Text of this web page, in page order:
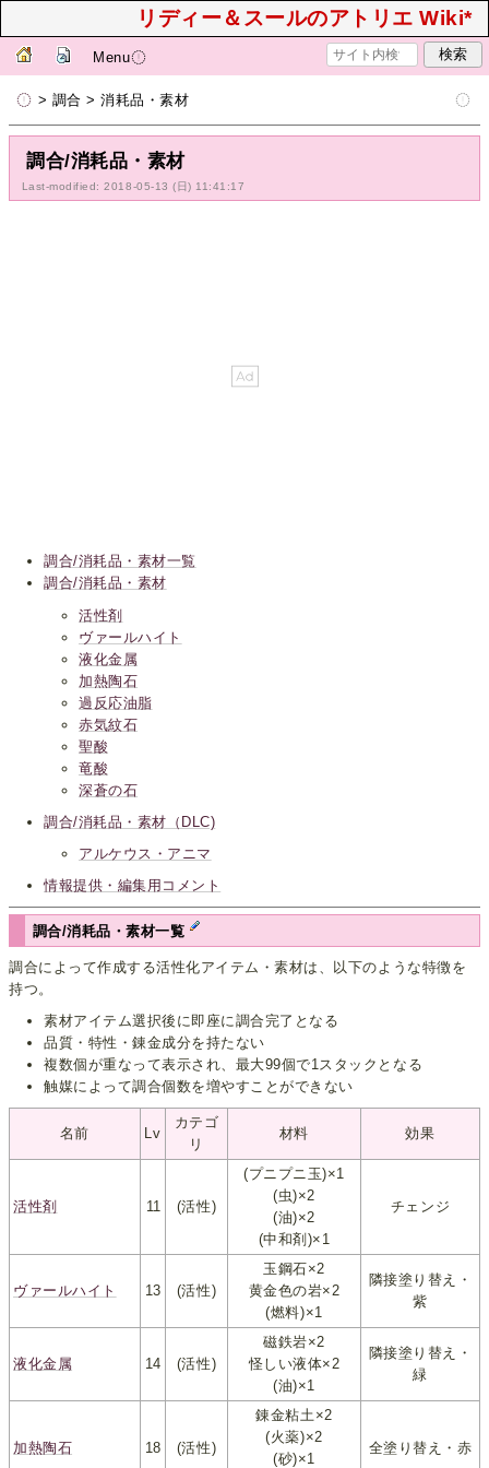
リディー＆スールのアトリエ Wiki*
Menu
> 調合 > 消耗品・素材
調合/消耗品・素材
Last-modified: 2018-05-13 (日) 11:41:17
調合/消耗品・素材一覧
調合/消耗品・素材
活性剤
ヴァールハイト
液化金属
加熱陶石
過反応油脂
赤気紋石
聖酸
竜酸
深蒼の石
調合/消耗品・素材（DLC)
アルケウス・アニマ
情報提供・編集用コメント
調合/消耗品・素材一覧
調合によって作成する活性化アイテム・素材は、以下のような特徴を
持つ。
素材アイテム選択後に即座に調合完了となる
品質・特性・錬金成分を持たない
複数個が重なって表示され、最大99個で1スタックとなる
触媒によって調合個数を増やすことができない
名前 Lv
カテゴ
リ
材料 効果
活性剤 11 (活性)
(プニプニ玉)×1
(虫)×2
(油)×2
(中和剤)×1
チェンジ
ヴァールハイト 13 (活性)
玉鋼石×2
黄金色の岩×2
(燃料)×1
隣接塗り替え・
紫
液化金属 14 (活性)
磁鉄岩×2
怪しい液体×2
(油)×1
隣接塗り替え・
緑
加熱陶石 18 (活性)
錬金粘土×2
(火薬)×2
(砂)×1
全塗り替え・赤